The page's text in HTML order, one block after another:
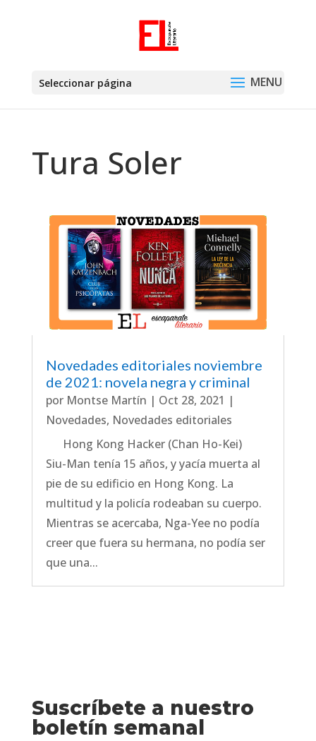
Seleccionar página
Tura Soler
Novedades editoriales noviembre
de 2021: novela negra y criminal
por Montse Martín | Oct 28, 2021 |
Novedades, Novedades editoriales
Hong Kong Hacker (Chan Ho-Kei)
Siu-Man tenía 15 años, y yacía muerta al
pie de su edificio en Hong Kong. La
multitud y la policía rodeaban su cuerpo.
Mientras se acercaba, Nga-Yee no podía
creer que fuera su hermana, no podía ser
que una...
Suscríbete a nuestro
boletín semanal